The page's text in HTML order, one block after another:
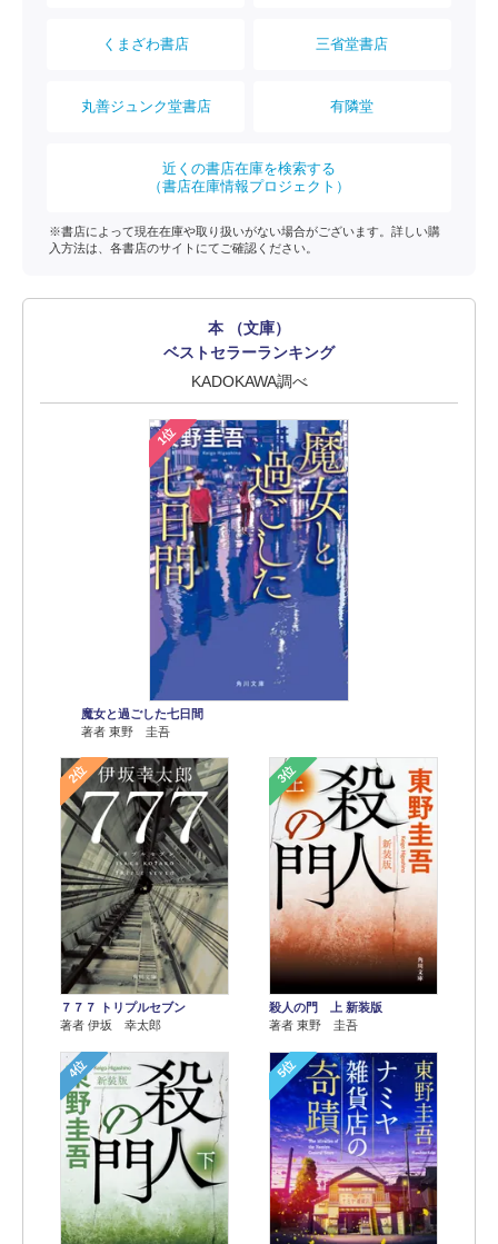
くまざわ書店 三省堂書店
丸善ジュンク堂書店 有隣堂
近くの書店在庫を検索する
（書店在庫情報プロジェクト）
※書店によって現在在庫や取り扱いがない場合がございます。詳しい購
入方法は、各書店のサイトにてご確認ください。
本 （文庫）
ベストセラーランキング
KADOKAWA調べ
1位
魔女と過ごした七日間
著者 東野 圭吾
2位
７７７ トリプルセブン
著者 伊坂 幸太郎
3位
殺人の門 上 新装版
著者 東野 圭吾
4位 5位